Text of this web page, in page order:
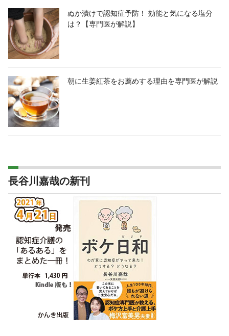
ぬか漬けで認知症予防！ 効能と気になる塩分
は？【専門医が解説】
朝に生姜紅茶をお薦めする理由を専門医が解説
長谷川嘉哉の新刊